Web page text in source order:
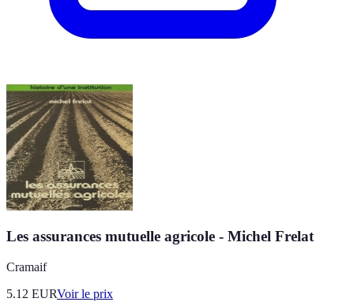
Les assurances mutuelle agricole - Michel Frelat
Cramaif
5.12 EURVoir le prix